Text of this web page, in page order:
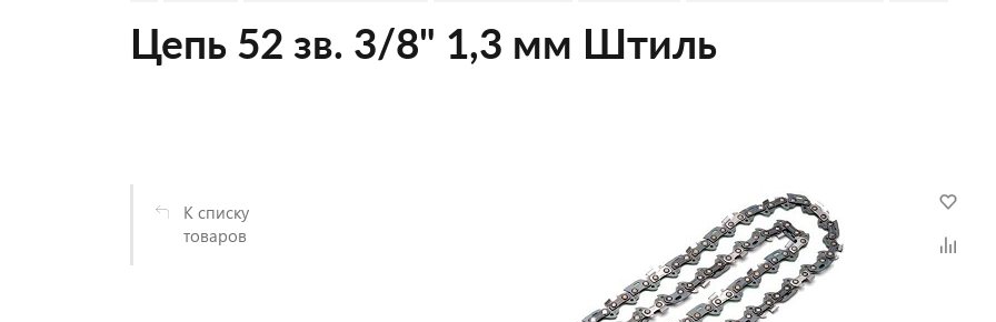
Цепь 52 зв. 3/8" 1,3 мм Штиль
К списку
товаров